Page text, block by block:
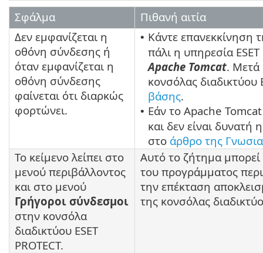
Σφάλμα
Πιθανή αιτία
Δεν εμφανίζεται η
οθόνη σύνδεσης ή
όταν εμφανίζεται η
οθόνη σύνδεσης
φαίνεται ότι διαρκώς
φορτώνει.
• Κάντε επανεκκίνηση
πάλι η υπηρεσία
Apache Tomcat. Μετά
κονσόλας διαδικτύου
βάσης.
• Εάν το Apache
και δεν είναι
στο άρθρο της
Το κείμενο λείπει στο
μενού περιβάλλοντος
και στο μενού
Γρήγοροι σύνδεσμοι
στην κονσόλα
διαδικτύου ESET
PROTECT.
Αυτό το ζήτημα
του προγράμματος
την επέκταση
της κονσόλας